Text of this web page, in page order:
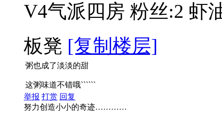
V4气派四房 粉丝:2 虾
板凳 [复制楼层]
粥也成了淡淡的甜
这粥味道不错哦``````
举报 打赏 回复
努力创造小小的奇迹…………